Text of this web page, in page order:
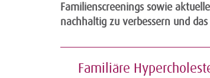
Familienscreenings sowie
nachhaltig zu verbessern und
Familiäre